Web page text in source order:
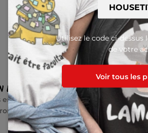
EN EUROPE
France ? Pas de
partout en
Quelque
jours pour
Utilisez le code ci-dessus
de votre
Voir tous les